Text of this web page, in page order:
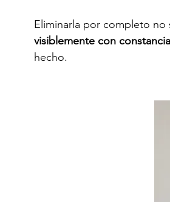
Eliminarla por completo no
visiblemente con
hecho.